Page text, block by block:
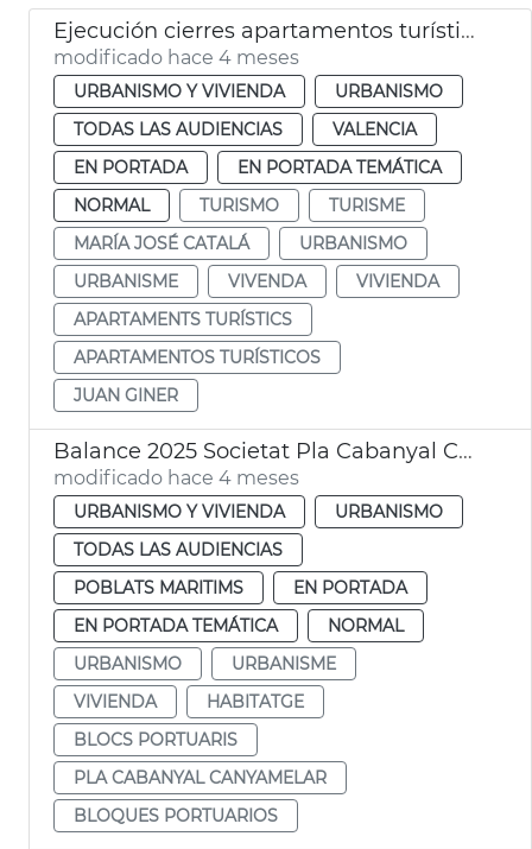
Ejecución cierres apartamentos turísticos ilegales
modificado hace 4 meses
URBANISMO Y VIVIENDA
URBANISMO
TODAS LAS AUDIENCIAS
VALENCIA
EN PORTADA
EN PORTADA TEMÁTICA
NORMAL
TURISMO
TURISME
MARÍA JOSÉ CATALÁ
URBANISMO
URBANISME
VIVENDA
VIVIENDA
APARTAMENTS TURÍSTICS
APARTAMENTOS TURÍSTICOS
JUAN GINER
Balance 2025 Societat Pla Cabanyal Canyamelar
modificado hace 4 meses
URBANISMO Y VIVIENDA
URBANISMO
TODAS LAS AUDIENCIAS
POBLATS MARITIMS
EN PORTADA
EN PORTADA TEMÁTICA
NORMAL
URBANISMO
URBANISME
VIVIENDA
HABITATGE
BLOCS PORTUARIS
PLA CABANYAL CANYAMELAR
BLOQUES PORTUARIOS